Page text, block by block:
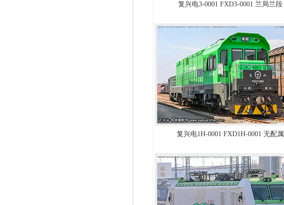
复兴电3-0001 FXD3-0001 兰局兰段
复兴电1H-0001 FXD1H-0001 无配属